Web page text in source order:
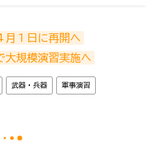
月１日に再開へ
大規模演習実施へ
武器・兵器 軍事演習